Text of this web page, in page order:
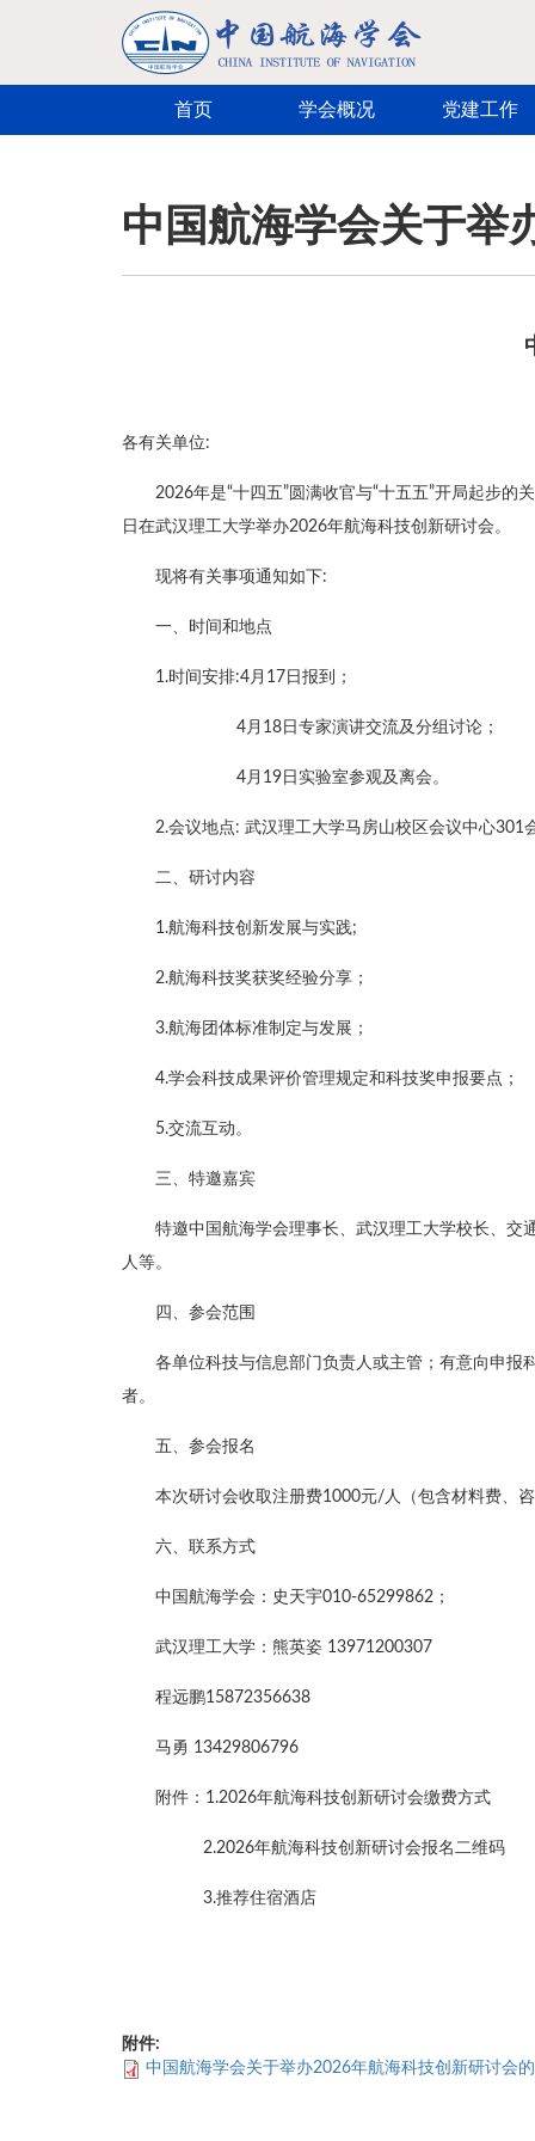
首页 学会概况 党建工作
中国航海学会关于举
各有关单位:
2026年是“十四五”圆满收官与“十五五”开局起步
日在武汉理工大学举办2026年航海科技创新研讨会。
现将有关事项通知如下:
一、时间和地点
1.时间安排:4月17日报到；
4月18日专家演讲交流及分组讨论；
4月19日实验室参观及离会。
2.会议地点: 武汉理工大学马房山校区会议中心301
二、研讨内容
1.航海科技创新发展与实践;
2.航海科技奖获奖经验分享；
3.航海团体标准制定与发展；
4.学会科技成果评价管理规定和科技奖申报要点；
5.交流互动。
三、特邀嘉宾
特邀中国航海学会理事长、武汉理工大学校长、交
人等。
四、参会范围
各单位科技与信息部门负责人或主管；有意向申报
者。
五、参会报名
本次研讨会收取注册费1000元/人（包含材料费、
六、联系方式
中国航海学会：史天宇010-65299862；
武汉理工大学：熊英姿 13971200307
程远鹏15872356638
马勇 13429806796
附件：1.2026年航海科技创新研讨会缴费方式
2.2026年航海科技创新研讨会报名二维码
3.推荐住宿酒店
附件:
中国航海学会关于举办2026年航海科技创新研讨会